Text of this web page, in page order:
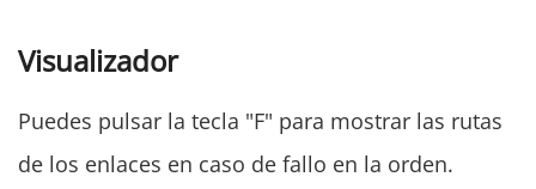
Visualizador
Puedes pulsar la tecla "F" para mostrar las rutas
de los enlaces en caso de fallo en la orden.